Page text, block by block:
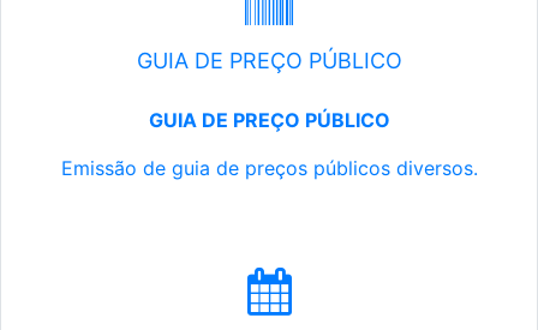
GUIA DE PREÇO PÚBLICO
GUIA DE PREÇO PÚBLICO
Emissão de guia de preços públicos diversos.